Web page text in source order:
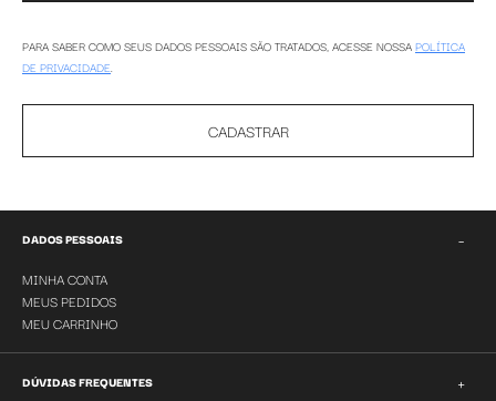
PARA SABER COMO SEUS DADOS PESSOAIS SÃO TRATADOS, ACESSE NOSSAPOLÍTICA
DE PRIVACIDADE.
CADASTRAR
DADOS PESSOAIS −
MINHA CONTA
MEUS PEDIDOS
MEU CARRINHO
DÚVIDAS FREQUENTES +